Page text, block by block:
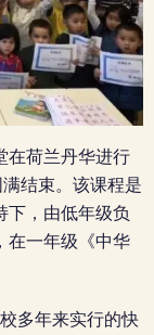
在荷兰丹华进行
结束。该课程是
下，由低年级负
在一年级《中华
多年来实行的快